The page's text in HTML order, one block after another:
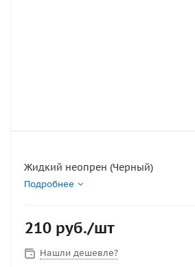
Жидкий неопрен (Черный)
Подробнее
210 руб./шт
Нашли дешевле?